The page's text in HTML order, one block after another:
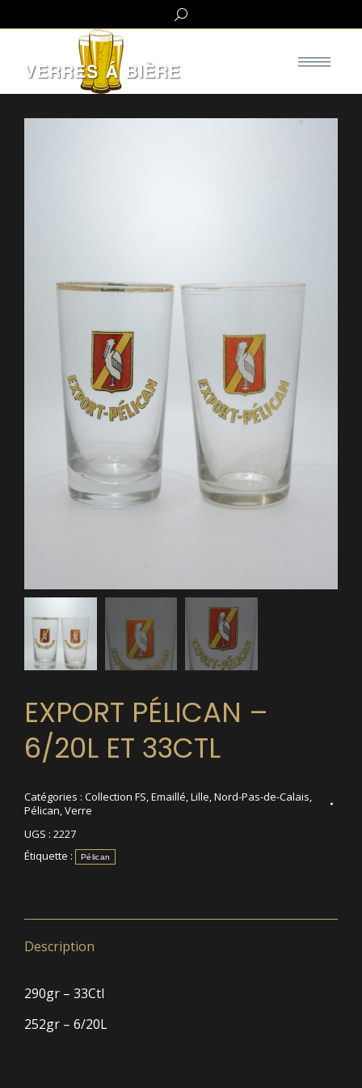
Search:
EXPORT PÉLICAN –
6/20L ET 33CTL
Catégories : Collection FS Emaillé Lille Nord-Pas-de-Calais
Pélican Verre
UGS : 2227
Étiquette :
Pélican
Description
290gr – 33Ctl
252gr – 6/20L